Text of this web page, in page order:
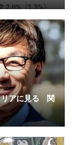
リアに見る 関